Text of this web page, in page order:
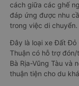
cách giữa các ghế
đáp ứng được nhu
trong việc di chuyển.
Đây là loại xe Đất Đỏ
Thuận có hỗ trợ
Bà Rịa-Vũng Tàu và
thuận tiện cho du